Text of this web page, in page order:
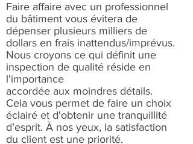
Faire affaire avec un professionnel
du bâtiment vous évitera de
dépenser plusieurs milliers de
dollars en frais inattendus/imprévus.
Nous croyons ce qui définit une
inspection de qualité réside en
l'importance
accordée aux moindres détails.
Cela vous permet de faire un choix
éclairé et d'obtenir une tranquillité
d’esprit. À nos yeux, la satisfaction
du client est une priorité.​